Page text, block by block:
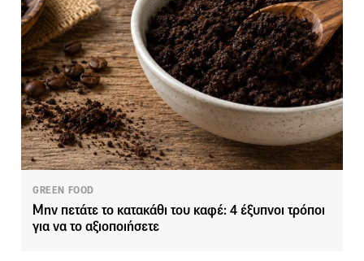
GREEN FOOD
Μην πετάτε το κατακάθι του καφέ: 4 έξυπνοι τρόποι
για να το αξιοποιήσετε